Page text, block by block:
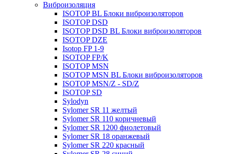
Виброизоляция
ISOTOP BL Блоки виброизоляторов
ISOTOP DSD
ISOTOP DSD BL Блоки виброизоляторов
ISOTOP DZE
Isotop FP 1-9
ISOTOP FP/K
ISOTOP MSN
ISOTOP MSN BL Блоки виброизоляторов
ISOTOP MSN/Z - SD/Z
ISOTOP SD
Sylodyn
Sylomer SR 11 желтый
Sylomer SR 110 коричневый
Sylomer SR 1200 фиолетовый
Sylomer SR 18 оранжевый
Sylomer SR 220 красный